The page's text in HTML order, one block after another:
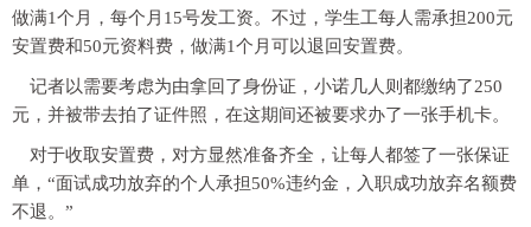
做满1个月，每个月15号发工资。不过，学生工每人需承担200元
安置费和50元资料费，做满1个月可以退回安置费。
记者以需要考虑为由拿回了身份证，小诺几人则都缴纳了250
元，并被带去拍了证件照，在这期间还被要求办了一张手机卡。
对于收取安置费，对方显然准备齐全，让每人都签了一张保证
单，“面试成功放弃的个人承担50%违约金，入职成功放弃名额费
不退。”